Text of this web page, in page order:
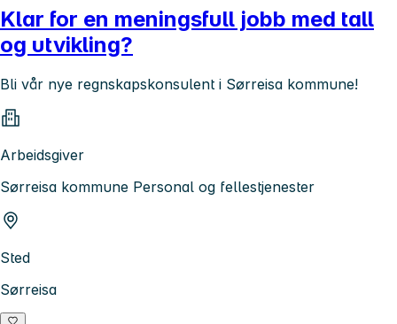
Klar for en meningsfull jobb med tall
og utvikling?
Bli vår nye regnskapskonsulent i Sørreisa kommune!
Arbeidsgiver
Sørreisa kommune Personal og fellestjenester
Sted
Sørreisa